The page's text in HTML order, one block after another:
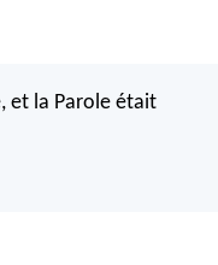
et la Parole était